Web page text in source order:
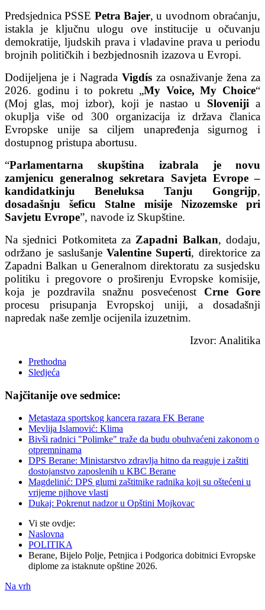
Predsjednica PSSE Petra Bajer, u uvodnom obraćanju,
istakla je ključnu ulogu ove institucije u očuvanju
demokratije, ljudskih prava i vladavine prava u periodu
brojnih političkih i bezbjednosnih izazova u Evropi.
Dodijeljena je i Nagrada Vigdís za osnaživanje žena za
2026. godinu i to pokretu „My Voice, My Choice“
(Moj glas, moj izbor), koji je nastao u Sloveniji a
okuplja više od 300 organizacija iz država članica
Evropske unije sa ciljem unapređenja sigurnog i
dostupnog pristupa abortusu.
“Parlamentarna skupština izabrala je novu
zamjenicu generalnog sekretara Savjeta Evrope –
kandidatkinju Beneluksa
Tanju Gongrijp,
dosadašnju šeficu Stalne misije
Nizozemske
pri
Savjetu Evrope”, navode iz Skupštine.
Na sjednici Potkomiteta za Zapadni Balkan, dodaju,
održano je saslušanje Valentine Superti, direktorice za
Zapadni Balkan u Generalnom direktoratu za susjedsku
politiku i pregovore o proširenju Evropske komisije,
koja je pozdravila snažnu posvećenost Crne Gore
procesu prisupanja Evropskoj uniji, a dosadašnji
napredak naše zemlje ocijenila izuzetnim.
Izvor: Analitika
Prethodna
Sledjeća
Najčitanije ove sedmice:
Metastaza sportskog kancera razara FK Berane
Mevlija Islamović: Klima
Bivši radnici "Polimke" traže da budu obuhvaćeni zakonom o
otpremninama
DPS Berane: Ministarstvo zdravlja hitno da reaguje i zaštiti
dostojanstvo zaposlenih u KBC Berane
Magdelinić: DPS glumi zaštitnike radnika koji su oštećeni u
vrijeme njihove vlasti
Dukaj: Pokrenut nadzor u Opštini Mojkovac
Vi ste ovdje:
Naslovna
POLITIKA
Berane, Bijelo Polje, Petnjica i Podgorica dobitnici Evropske
diplome za istaknute opštine 2026.
Na vrh